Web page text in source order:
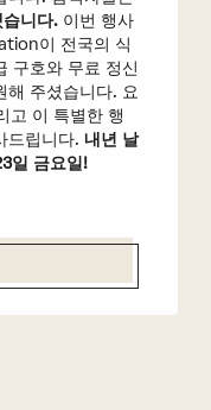
니다.이번 행사
이 전국의 식
구호와 무료 정신
해 주셨습니다. 요
고 이 특별한 행
드립니다. 내년 날
일 금요일!